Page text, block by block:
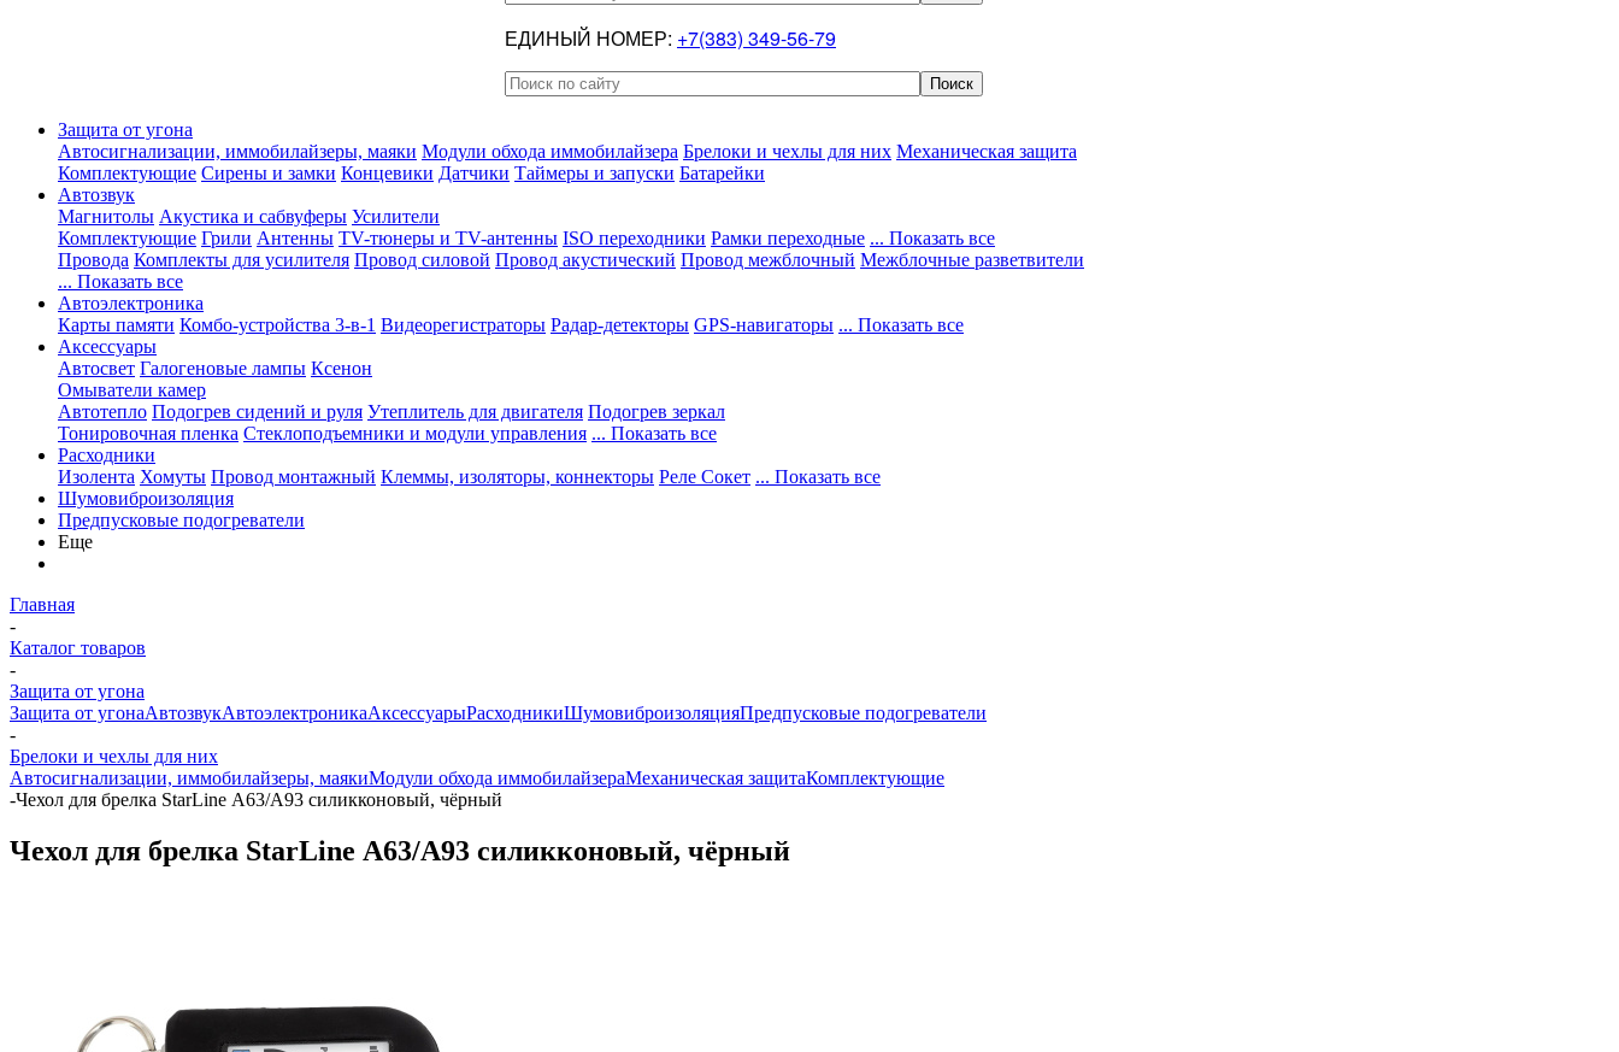
ЕДИНЫЙ НОМЕР: +7(383) 349-56-79
Защита от угона
Автосигнализации, иммобилайзеры, маяки Модули обхода иммобилайзера Брелоки и чехлы для них Механическая защита
Комплектующие Сирены и замки Концевики Датчики Таймеры и запуски Батарейки
Автозвук
Магнитолы Акустика и сабвуферы Усилители
Комплектующие Грили Антенны TV-тюнеры и TV-антенны ISO переходники Рамки переходные ... Показать все
Провода Комплекты для усилителя Провод силовой Провод акустический Провод межблочный Межблочные разветвители
... Показать все
Автоэлектроника
Карты памяти Комбо-устройства 3-в-1 Видеорегистраторы Радар-детекторы GPS-навигаторы ... Показать все
Аксессуары
Автосвет Галогеновые лампы Ксенон
Омыватели камер
Автотепло Подогрев сидений и руля Утеплитель для двигателя Подогрев зеркал
Тонировочная пленка Стеклоподъемники и модули управления ... Показать все
Расходники
Изолента Хомуты Провод монтажный Клеммы, изоляторы, коннекторы Реле Сокет ... Показать все
Шумовиброизоляция
Предпусковые подогреватели
Еще
Главная
-
Каталог товаров
-
Защита от угона
Защита от угонаАвтозвукАвтоэлектроникаАксессуарыРасходникиШумовиброизоляцияПредпусковые подогреватели
-
Брелоки и чехлы для них
Автосигнализации, иммобилайзеры, маякиМодули обхода иммобилайзераМеханическая защитаКомплектующие
-Чехол для брелка StarLine А63/А93 силикконовый, чёрный
Чехол для брелка StarLine А63/А93 силикконовый, чёрный